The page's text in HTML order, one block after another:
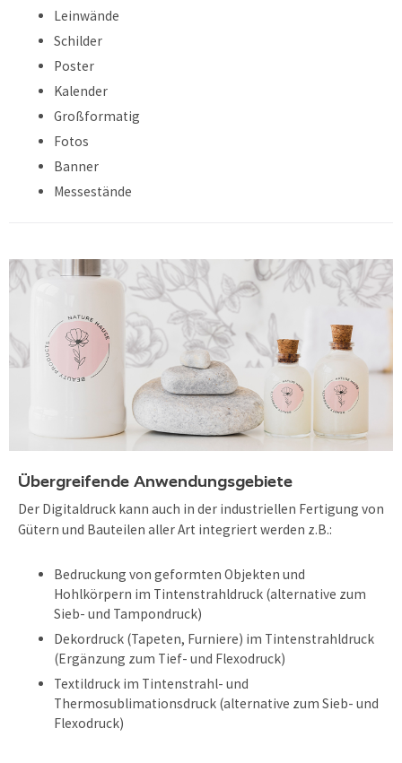
Leinwände
Schilder
Poster
Kalender
Großformatig
Fotos
Banner
Messestände
Übergreifende Anwendungsgebiete
Der Digitaldruck kann auch in der industriellen Fertigung von
Gütern und Bauteilen aller Art integriert werden z.B.:
Bedruckung von geformten Objekten und
Hohlkörpern im Tintenstrahldruck (alternative zum
Sieb- und Tampondruck)
Dekordruck (Tapeten, Furniere) im Tintenstrahldruck
(Ergänzung zum Tief- und Flexodruck)
Textildruck im Tintenstrahl- und
Thermosublimationsdruck (alternative zum Sieb- und
Flexodruck)